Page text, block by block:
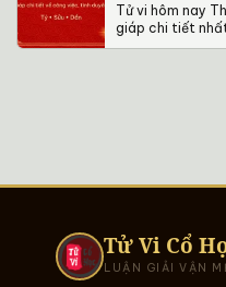
Tử vi hôm nay
giáp chi tiết
Tử Vi Cổ
LUẬN GIẢI VẬN